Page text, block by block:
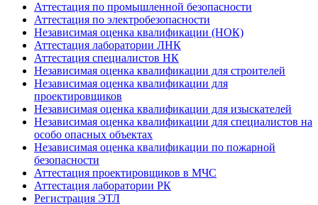
Аттестация по промышленной безопасности
Аттестация по электробезопасности
Независимая оценка квалификации (НОК)
Аттестация лаборатории ЛНК
Аттестация специалистов НК
Независимая оценка квалификации для строителей
Независимая оценка квалификации для
проектировщиков
Независимая оценка квалификации для изыскателей
Независимая оценка квалификации для специалистов на
особо опасных объектах
Независимая оценка квалификации по пожарной
безопасности
Аттестация проектировщиков в МЧС
Аттестация лаборатории РК
Регистрация ЭТЛ